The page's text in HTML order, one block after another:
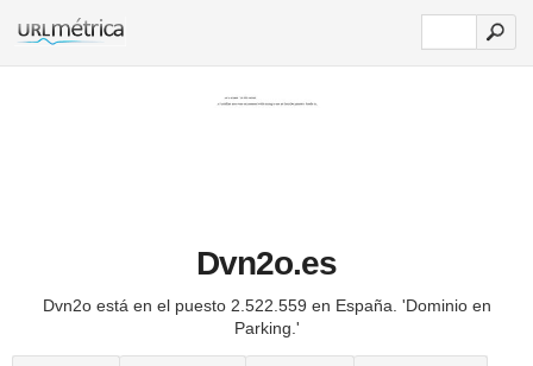
Dvn2o.es
Dvn2o está en el puesto 2.522.559 en España. 'Dominio en
Parking.'